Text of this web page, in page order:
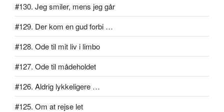
#130. Jeg smiler, mens jeg går
#129. Der kom en gud forbi …
#128. Ode til mit liv i limbo
#127. Ode til mådeholdet
#126. Aldrig lykkeligere …
#125. Om at rejse let